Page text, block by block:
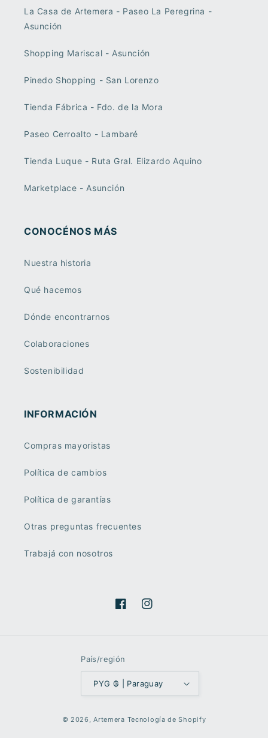
La Casa de Artemera - Paseo La Peregrina -
Asunción
Shopping Mariscal - Asunción
Pinedo Shopping - San Lorenzo
Tienda Fábrica - Fdo. de la Mora
Paseo Cerroalto - Lambaré
Tienda Luque - Ruta Gral. Elizardo Aquino
Marketplace - Asunción
CONOCÉNOS MÁS
Nuestra historia
Qué hacemos
Dónde encontrarnos
Colaboraciones
Sostenibilidad
INFORMACIÓN
Compras mayoristas
Política de cambios
Política de garantías
Otras preguntas frecuentes
Trabajá con nosotros
FacebookInstagram
País/región
PYG ₲ | Paraguay
© 2026,Artemera Tecnología de Shopify